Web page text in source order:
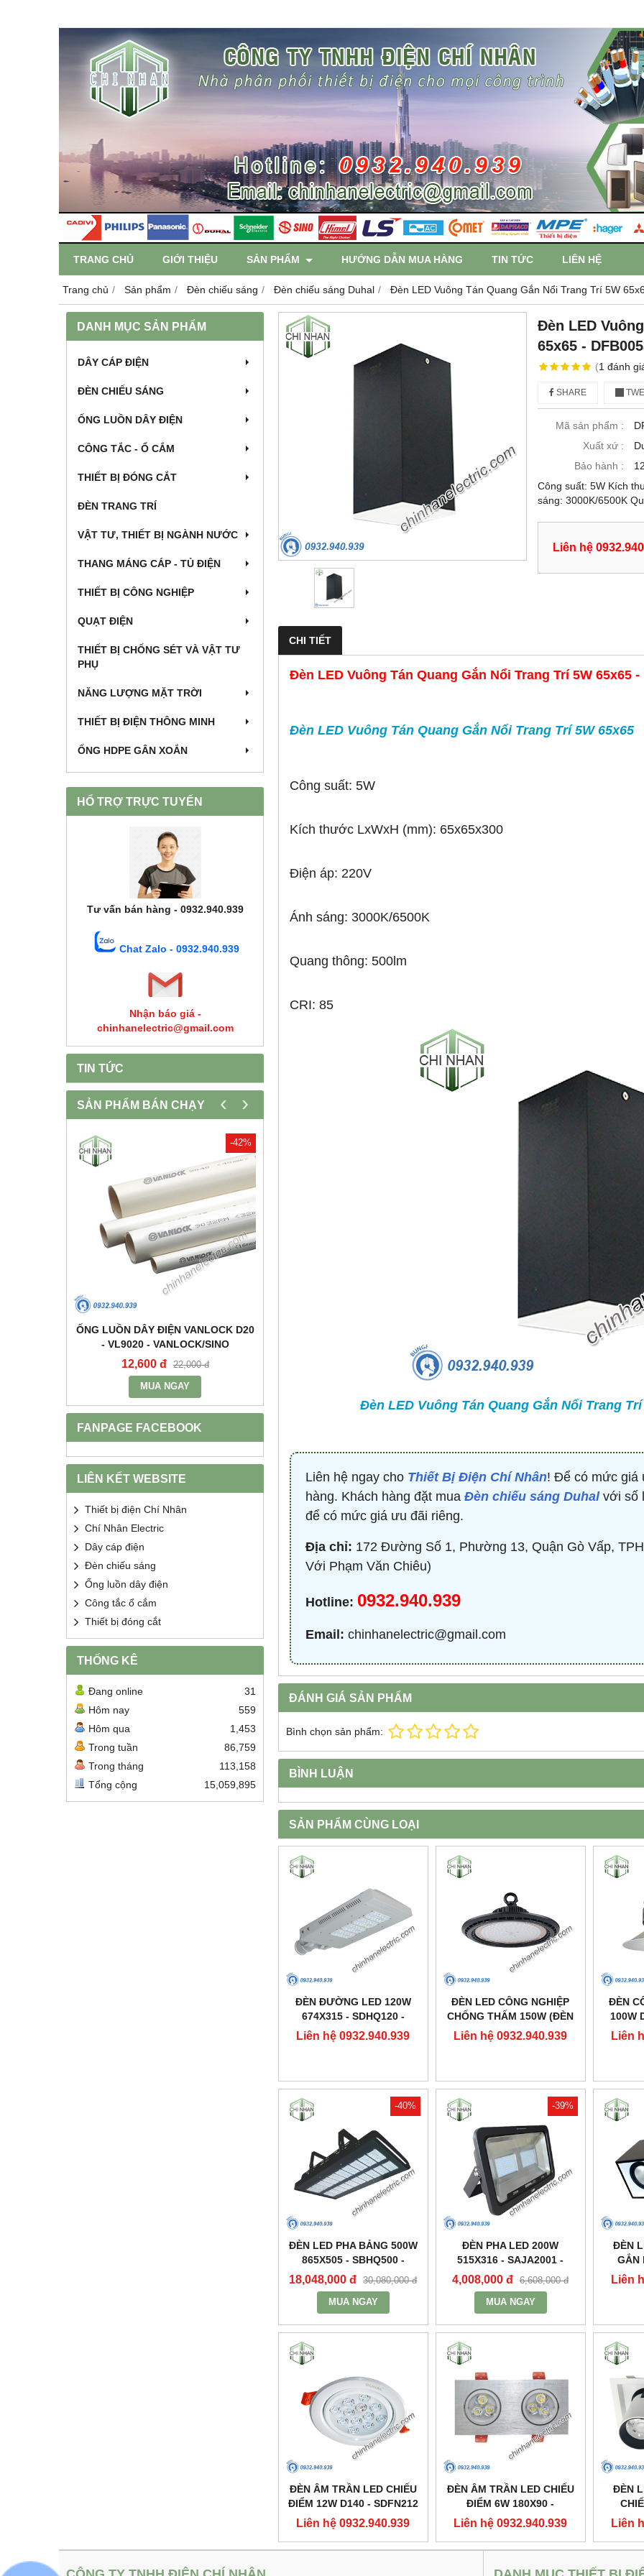
TRANG CHỦ GIỚI THIỆU SẢN PHẨM HƯỚNG DẪN MUA HÀNG TIN TỨC LIÊN HỆ
Trang chủ Sản phẩm Đèn chiếu sáng Đèn chiếu sáng Duhal Đèn LED Vuông Tán Quang Gắn Nổi Trang Trí 5W
DANH MỤC SẢN PHẨM
DÂY CÁP ĐIỆN
ĐÈN CHIẾU SÁNG
ỐNG LUỒN DÂY ĐIỆN
CÔNG TẮC - Ổ CẮM
THIẾT BỊ ĐÓNG CẮT
ĐÈN TRANG TRÍ
VẬT TƯ, THIẾT BỊ NGÀNH NƯỚC
THANG MÁNG CÁP - TỦ ĐIỆN
THIẾT BỊ CÔNG NGHIỆP
QUẠT ĐIỆN
THIẾT BỊ CHỐNG SÉT VÀ VẬT TƯ
PHỤ
NĂNG LƯỢNG MẶT TRỜI
THIẾT BỊ ĐIỆN THÔNG MINH
ỐNG HDPE GÂN XOẮN
HỔ TRỢ TRỰC TUYẾN
Tư vấn bán hàng - 0932.940.939
Chat Zalo - 0932.940.939
Nhận báo giá -
chinhanelectric@gmail.com
TIN TỨC
SẢN PHẨM BÁN CHẠY
-42%
ỐNG LUỒN DÂY ĐIỆN VANLOCK D20
- VL9020 - VANLOCK/SINO
12,600 đ 22,000 đ
MUA NGAY
HDCAP304500203 - HIMEL
1,479,000 đ
BỘ ĐIỀU KHIỂN TỤ BÙ 380V 4 CẤP -
HJKL5CQ4S - HIMEL
876,645 đ
‹ ›
FANPAGE FACEBOOK
LIÊN KẾT WEBSITE
Thiết bị điện Chí Nhân
Chí Nhân Electric
Dây cáp điện
Đèn chiếu sáng
Ống luồn dây điện
Công tắc ổ cắm
Thiết bị đóng cắt
THỐNG KÊ
Đang online
31
Hôm nay
559
Hôm qua
1,453
Trong tuần
86,759
Trong tháng
113,158
Tổng cộng
15,059,895
Đèn LED
65x65 -
(1 đánh
SHARE
Mã sản phẩm :
Xuất xứ :
Bảo hành :
Công suất: 5W Kích
sáng: 3000K/6500K
Liên hệ
CHI TIẾT
Đèn LED Vuông Tán Quang Gắn Nổi Trang Trí 5W 65x65 -
Đèn LED Vuông Tán Quang Gắn Nổi Trang Trí 5W 65x65
Công suất: 5W
Kích thước LxWxH (mm): 65x65x300
Điện áp: 220V
Ánh sáng: 3000K/6500K
Quang thông: 500lm
CRI: 85
Đèn LED Vuông Tán Quang Gắn Nổi Trang
Liên hệ ngay cho Thiết Bị Điện Chí Nhân! Để có mức giá
hàng. Khách hàng đặt mua Đèn chiếu sáng Duhalvới số
để có mức giá ưu đãi riêng.
Địa chỉ: 172 Đường Số 1, Phường 13, Quận Gò Vấp,
Với Phạm Văn Chiêu)
Hotline: 0932.940.939
Email: chinhanelectric@gmail.com
ĐÁNH GIÁ SẢN PHẨM
Bình chọn sản phẩm:
BÌNH LUẬN
SẢN PHẨM CÙNG LOẠI
ĐÈN ĐƯỜNG LED 120W
674X315 - SDHQ120 -
DUHAL
Liên hệ 0932.940.939
ĐÈN LED CÔNG NGHIỆP
CHỐNG THẤM 150W (ĐÈN
HIGHBAY NHÀ XƯỞNG) -
DDB150 - DUHAL
Liên hệ 0932.940.939
ĐÈN
100W
Liên
-40%
ĐÈN LED PHA BẢNG 500W
865X505 - SBHQ500 -
DUHAL
18,048,000 đ 30,080,000 đ
MUA NGAY
-39%
ĐÈN PHA LED 200W
515X316 - SAJA2001 -
DUHAL
4,008,000 đ 6,608,000 đ
MUA NGAY
ĐÈN
GẮN
2X30W
Liên
ĐÈN ÂM TRẦN LED CHIẾU
ĐIỂM 12W D140 - SDFN212
- DUHAL
Liên hệ 0932.940.939
ĐÈN ÂM TRẦN LED CHIẾU
ĐIỂM 6W 180X90 -
SDFC202 - DUHAL
Liên hệ 0932.940.939
ĐÈN
Liên